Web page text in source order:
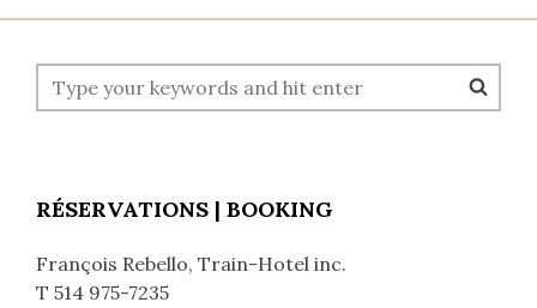
RÉSERVATIONS | BOOKING
François Rebello, Train-Hotel inc.
T 514 975-7235